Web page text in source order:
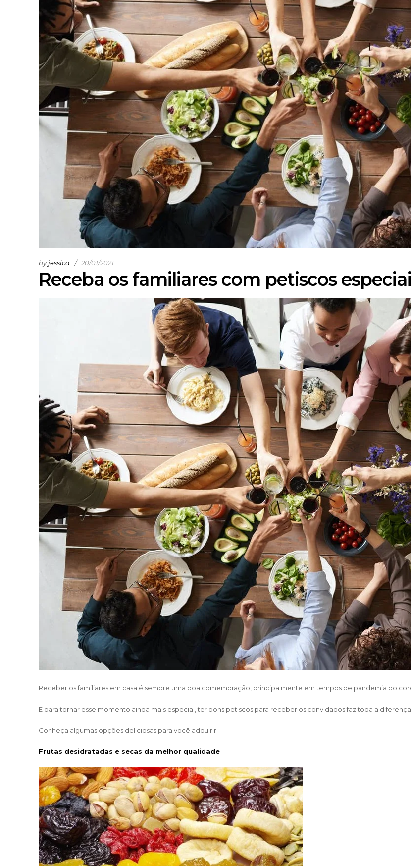
Receba os familiares com petiscos
byjessica 20/01/2021
Receber os familiares em casa é sempre uma boa comemoração, principalmente em tempos de pandemia do
E para tornar esse momento ainda mais especial, ter bons petiscos para receber os convidados faz toda a diferença.
Conheça algumas opções deliciosas para você adquirir:
Frutas desidratadas e secas da melhor qualidade